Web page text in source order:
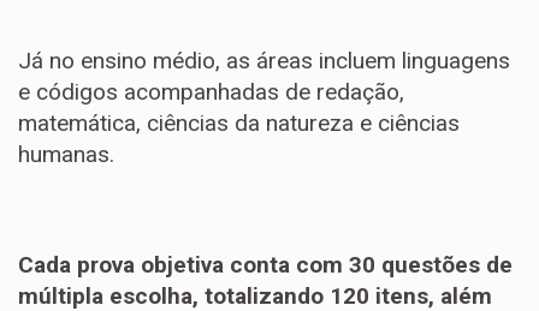
Já no ensino médio, as áreas incluem linguagens
e códigos acompanhadas de redação,
matemática, ciências da natureza e ciências
humanas.
Cada prova objetiva conta com 30 questões de
múltipla escolha, totalizando 120 itens, além